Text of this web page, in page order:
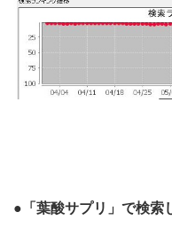
●「葉酸サプリ」で検索